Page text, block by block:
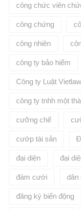
công chức viên
công chứng
công nhiên
công ty bảo hiểm
Công ty Luật
công ty tnhh một
cưỡng chế
cướp tài sản
đại diện đại
đám cưới dân
đăng ký biến động